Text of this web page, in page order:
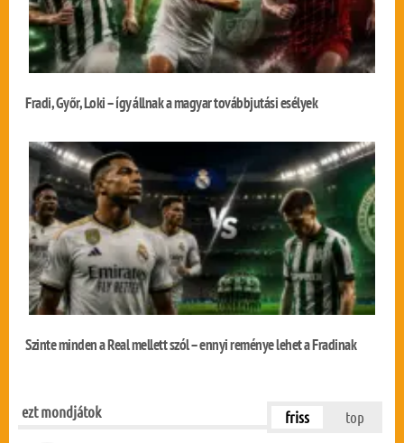
Fradi, Győr, Loki – így állnak a magyar továbbjutási esélyek
Szinte minden a Real mellett szól – ennyi reménye lehet a Fradinak
ezt mondjátok friss top